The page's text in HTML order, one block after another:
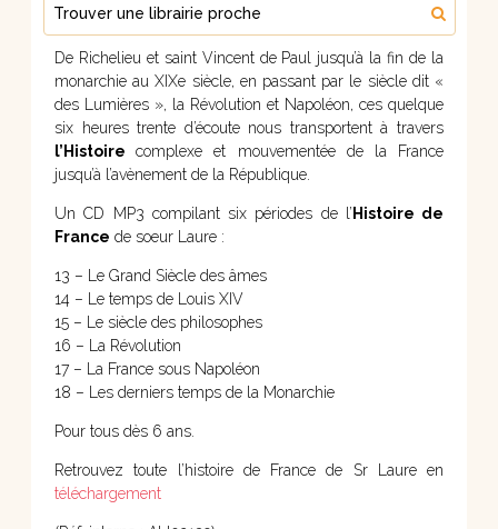
Trouver une librairie proche
De Richelieu et saint Vincent de Paul jusqu’à la fin de la
monarchie au XIXe siècle, en passant par le siècle dit «
des Lumières », la Révolution et Napoléon, ces quelque
six heures trente d’écoute nous transportent à travers
l’Histoirecomplexe et mouvementée de la France
jusqu’à l’avènement de la République.
Un CD MP3 compilant six périodes de l’ Histoire de
France de soeur Laure :
13 – Le Grand Siècle des âmes
14 – Le temps de Louis XIV
15 – Le siècle des philosophes
16 – La Révolution
17 – La France sous Napoléon
18 – Les derniers temps de la Monarchie
Pour tous dès 6 ans.
Retrouvez toute l’histoire de France de Sr Laure en
téléchargement